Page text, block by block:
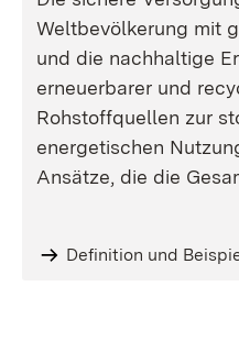
Weltbevölkerung mit
und die nachhaltige
erneuerbarer und
Rohstoffquellen zur
energetischen
Ansätze, die die
Definition und